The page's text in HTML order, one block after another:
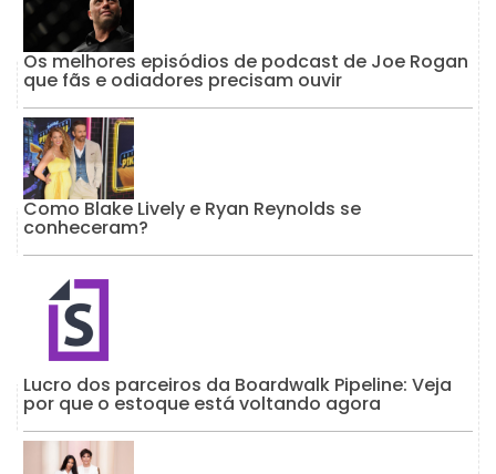
Os melhores episódios de podcast de Joe Rogan
que fãs e odiadores precisam ouvir
Como Blake Lively e Ryan Reynolds se
conheceram?
Lucro dos parceiros da Boardwalk Pipeline: Veja
por que o estoque está voltando agora